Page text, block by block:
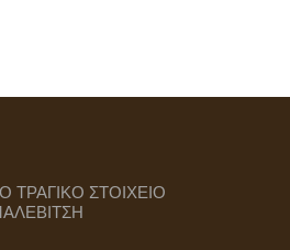
ΤΡΑΓΙΚΟ ΣΤΟΙΧΕΙΟ